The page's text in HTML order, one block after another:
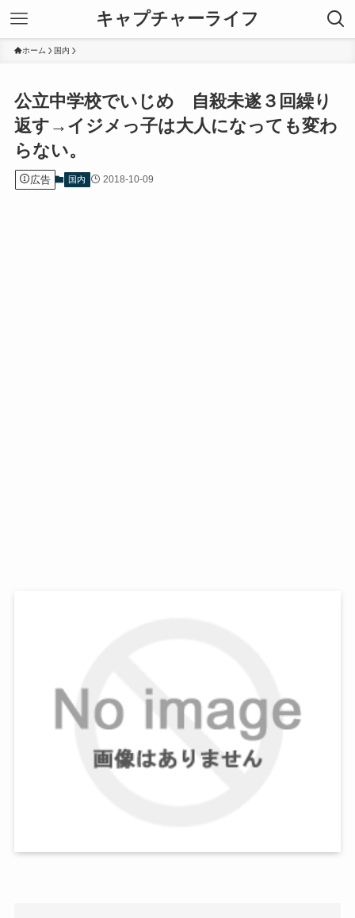
キャプチャーライフ
ホーム 国内
公立中学校でいじめ 自殺未遂３回繰り
返す→イジメっ子は大人になっても変わ
らない。
広告 国内 2018-10-09